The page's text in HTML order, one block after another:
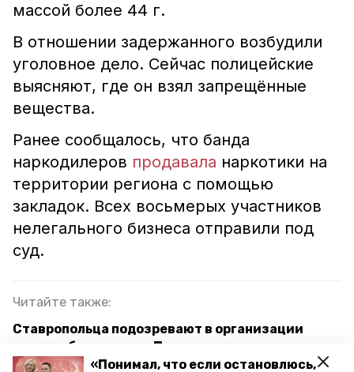
«Понимал, что если остановлюсь,
массой более 44 г.
В отношении задержанного возбудили
уголовное дело. Сейчас полицейские
выясняют, где он взял запрещённые
вещества.
Ранее сообщалось, что банда
наркодилеров продавала наркотики на
территории региона с помощью
закладок. Всех восьмерых участников
нелегального бизнеса отправили под
суд.
Читайте также:
Ставропольца подозревают в организации
нарколаборатории в Подмосковье